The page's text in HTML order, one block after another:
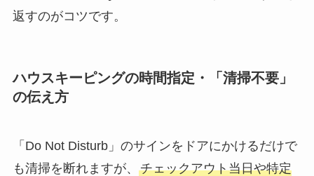
返すのがコツです。
ハウスキーピングの時間指定・「清掃不要」
の伝え方
「Do Not Disturb」のサインをドアにかけるだけで
も清掃を断れますが、 チェックアウト当日や特定